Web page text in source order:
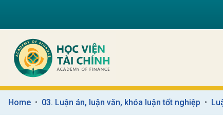
Home 03. Luận án, luận văn, khóa luận tốt nghiệp